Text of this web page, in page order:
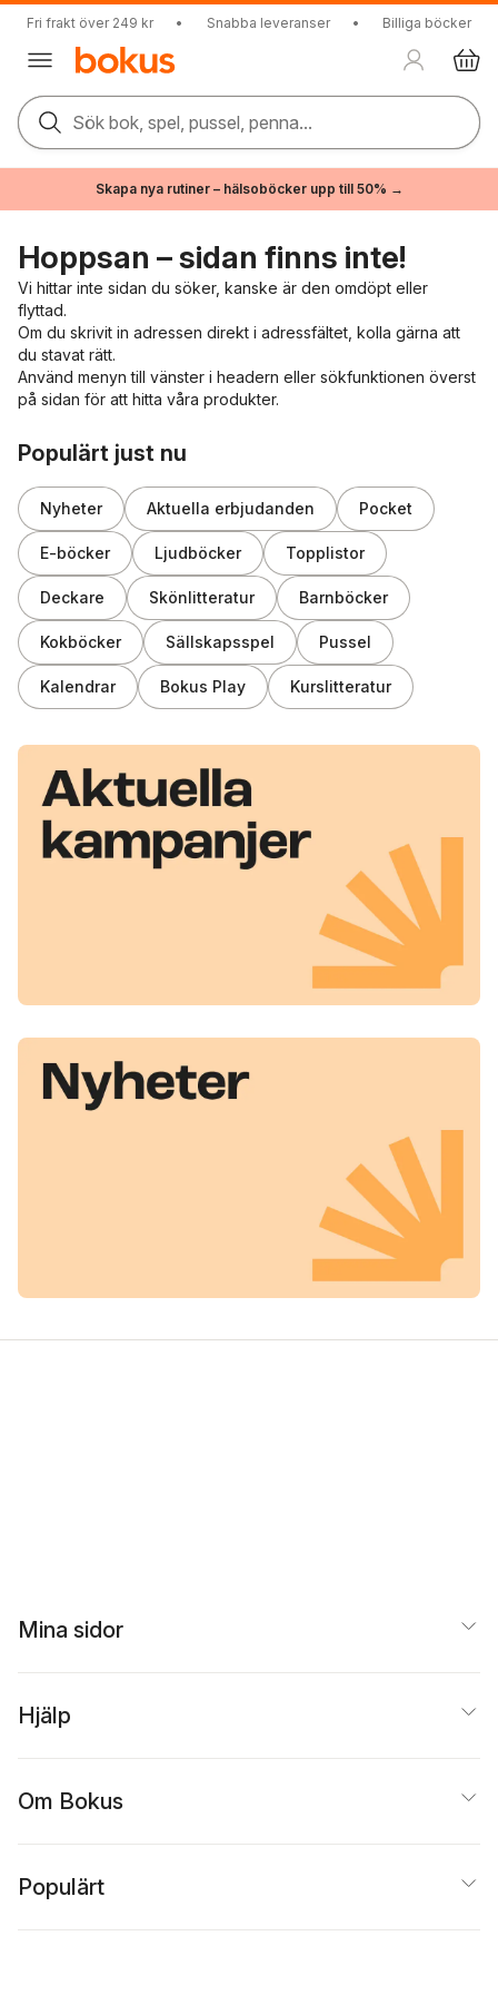
Fri frakt över 249 kr • Snabba leveranser • Billiga böcker
Sök bok, spel, pussel, penna...
Skapa nya rutiner – hälsoböcker upp till 50% →
Hoppsan – sidan finns inte!
Vi hittar inte sidan du söker, kanske är den omdöpt eller
flyttad.
Om du skrivit in adressen direkt i adressfältet, kolla gärna att
du stavat rätt.
Använd menyn till vänster i headern eller sökfunktionen överst
på sidan för att hitta våra produkter.
Populärt just nu
Nyheter Aktuella erbjudanden Pocket
E-böcker Ljudböcker Topplistor
Deckare Skönlitteratur Barnböcker
Kokböcker Sällskapsspel Pussel
Kalendrar Bokus Play Kurslitteratur
Mina sidor
Hjälp
Om Bokus
Populärt